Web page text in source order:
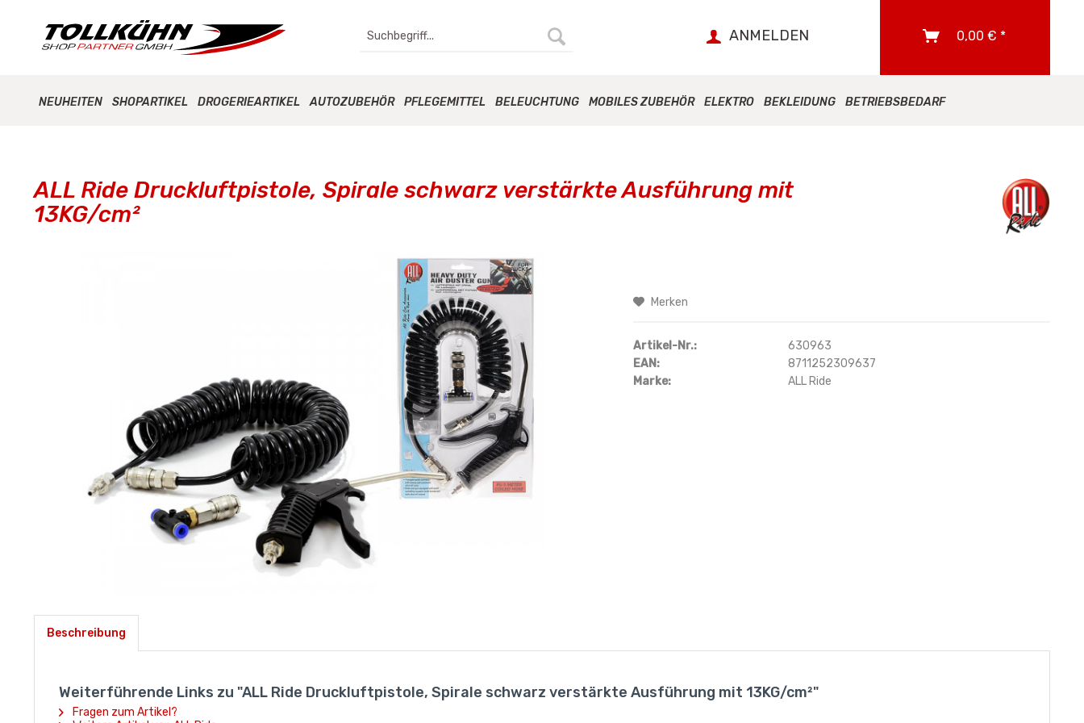
ANMELDEN 0,00 € *
NEUHEITEN SHOPARTIKEL DROGERIEARTIKEL AUTOZUBEHÖR PFLEGEMITTEL BELEUCHTUNG MOBILES ZUBEHÖR ELEKTRO BEKLEIDUNG BETRIEBSBEDARF
ALL Ride Druckluftpistole, Spirale schwarz verstärkte Ausführung mit
13KG/cm²
Merken
Artikel-Nr.:
630963
EAN:
8711252309637
Marke:
ALL Ride
Beschreibung
Weiterführende Links zu "ALL Ride Druckluftpistole, Spirale schwarz verstärkte Ausführung mit 13KG/cm²"
Fragen zum Artikel?